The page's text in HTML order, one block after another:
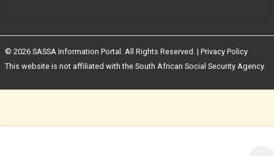
© 2026 SASSA Information Portal. All Rights Reserved. | Privacy Policy
This website is not affiliated with the South African Social Security Agency.